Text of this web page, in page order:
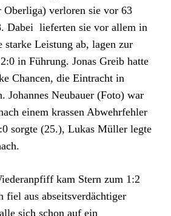
Oberliga) verloren sie vor 63
Dabei lieferten sie vor allem in
starke Leistung ab, lagen zur
in Führung. Jonas Greib hatte
Chancen, die Eintracht in
Johannes Neubauer (Foto) war
einem krassen Abwehrfehler
sorgte (25.), Lukas Müller legte
kam Stern zum 1:2
fiel aus abseitsverdächtiger
sich schon auf ein